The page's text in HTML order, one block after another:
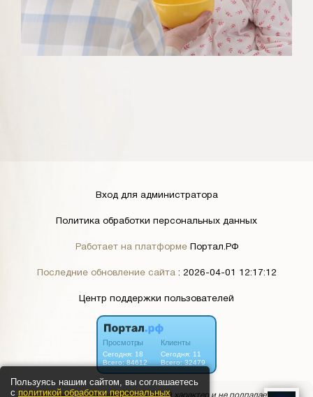
Пользуясь нашим сайтом, вы соглашаетесь
с политикой обработки персональных
Вход для администратора
Политика обработки персональных данных
Работает на платформе Портал.РФ
Последние обновление сайта : 2026-04-01 12:17:12
Центр поддержки пользователей